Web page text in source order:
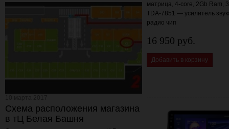
Схема расположения магазина
в тЦ Белая Башня
матрица, 4-core, 2Gb Ram,
TDA-7851 — усилитель
радио чип
16 950 руб.
Добавить в корзину